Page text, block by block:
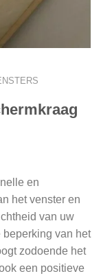
en
het venster en
van uw
van het
zodoende het
een positieve